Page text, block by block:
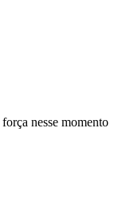
nesse momento